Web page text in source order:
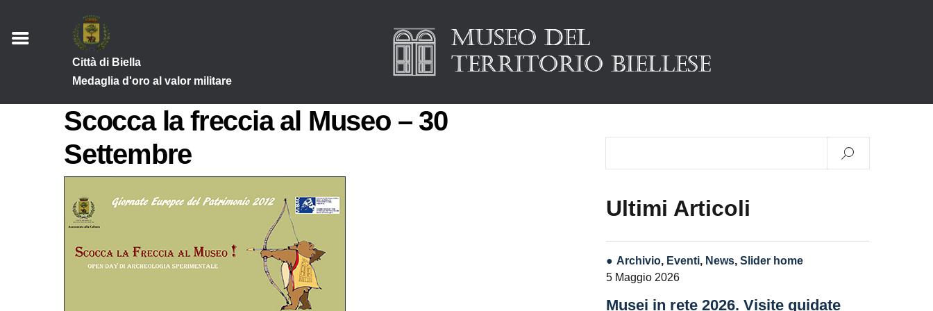
Città di Biella
Medaglia d'oro al valor militare
Scocca la freccia al Museo – 30
Settembre
Ultimi Articoli
Archivio, Eventi, News,Slider home
5 Maggio 2026
Musei in rete 2026. Visite guidate